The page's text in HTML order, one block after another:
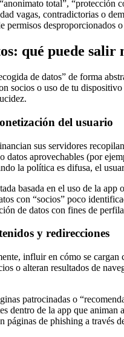
total”, “protección
vagas, contradictorias o
permisos desproporcionados
qué puede salir
de datos” de forma
socios o uso de tu
del usuario
sus servidores
datos aprovechables (por
la política es difusa, el
basada en el uso de la app
con “socios” poco
de datos con fines de
y redirecciones
influir en cómo se cargan
o alteran resultados de
patrocinadas o
dentro de la app que animan
páginas de phishing a través